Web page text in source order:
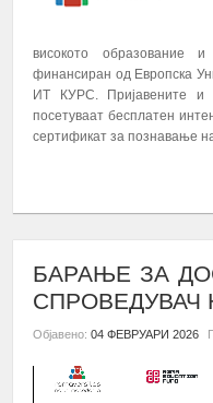
високото образование
финансиран од Европска
ИТ КУРС. Пријавените и
посетуваат бесплатен
сертификат за познавање
БАРАЊЕ ЗА
СПРОВЕДУВАЧ
Објавено: 04 ФЕВРУАРИ 2026